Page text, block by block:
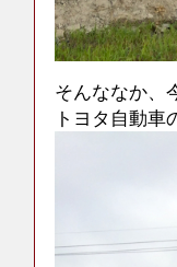
そんななか、
トヨタ自動車